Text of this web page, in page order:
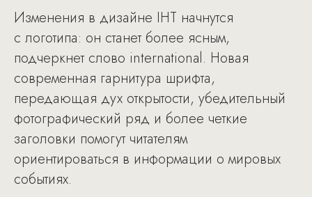
Изменения в дизайне IHT начнутся
с логотипа: он станет более ясным,
подчеркнет слово international. Новая
современная гарнитура шрифта,
передающая дух открытости, убедительный
фотографический ряд и более четкие
заголовки помогут читателям
ориентироваться в информации о мировых
событиях.